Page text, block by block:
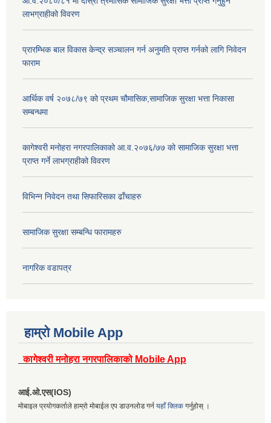
लाभग्राहीको विवरण
प्रारम्भिक बाल विकास केन्द्र सञ्चालन गर्न अनुमति प्राप्त गर्नको लागि निवेदन
फाराम
आर्थिक वर्ष २०७८/७९ को प्रथम चौमासिक,सामाजिक सुरक्षा भत्ता निकासा
सम्बन्धमा
कागेश्वरी मनोहरा नगरपालिकाको आ.व.२०७६/७७ को सामाजिक सुरक्षा भत्ता
प्राप्त गर्ने लाभग्राहीको विवरण
विभिन्न निवेदन तथा सिफारिसका ढाँचाहरु
सामाजिक सुरक्षा सम्बन्धि फारामहरु
नागरिक वडापत्र
हाम्रो Mobile App
कागेश्वरी मनोहरा नगरपालिकाको Mobile App
आई.ओ.एस(IOS)
मोबाइल प्रयोगकर्ताले हाम्रो मोबाईल एप डाउनलोड गर्न यहाँ क्लिक गर्नुहोस् ।